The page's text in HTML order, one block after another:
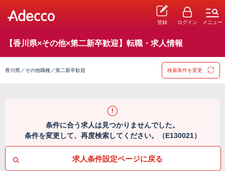
登録 ログイン メニュー
【香川県×その他×第二新卒歓迎】転職・求人情報
香川県／その他職種／第二新卒歓迎 検索条件を変更
条件に合う求人は見つかりませんでした。
条件を変更して、再度検索してください。（E130021）
求人条件設定ページに戻る